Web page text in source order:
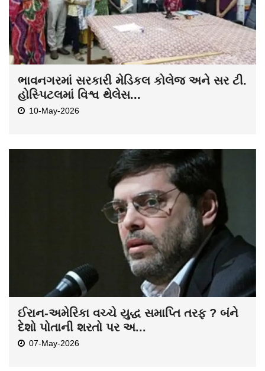
ભાવનગરમાં સરકારી મેડિકલ કોલેજ અને સર ટી.
હોસ્પિટલમાં વિશ્વ થેલેસ...
10-May-2026
ઈરાન-અમેરિકા વચ્ચે યુદ્ધ સમાપ્તિ તરફ ? બંને
દેશો પોતાની શરતો પર અ...
07-May-2026